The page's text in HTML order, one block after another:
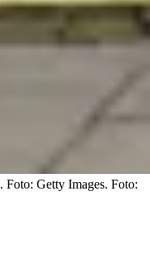
Foto: Getty Images. Foto: